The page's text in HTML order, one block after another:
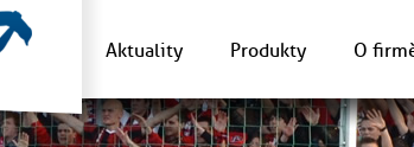
Aktuality Produkty O